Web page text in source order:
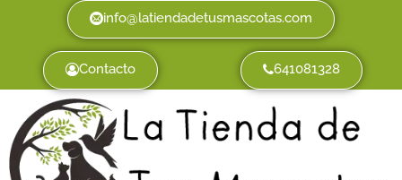
info@latiendadetusmascotas.com
Contacto 641081328